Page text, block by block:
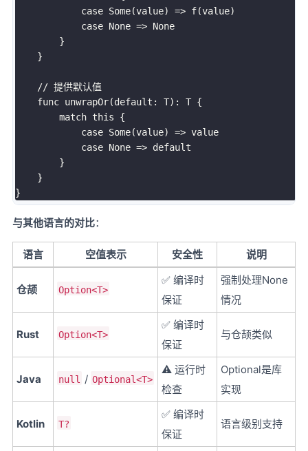
            case Some(value) => f(value)
            case None => None
        }
    }
    // 提供默认值
    func unwrapOr(default: T): T {
        match this {
            case Some(value) => value
            case None => default
        }
    }
与其他语言的对比：
语言 空值表示 安全性 说明
仓颉 Option<T>
✅ 编译时
保证
强制处理None
情况
Rust Option<T>
✅ 编译时
保证
与仓颉类似
Java null / Optional<T>
⚠️ 运行时
检查
Optional是库
实现
Kotlin T?
✅ 编译时
保证
语言级别支持